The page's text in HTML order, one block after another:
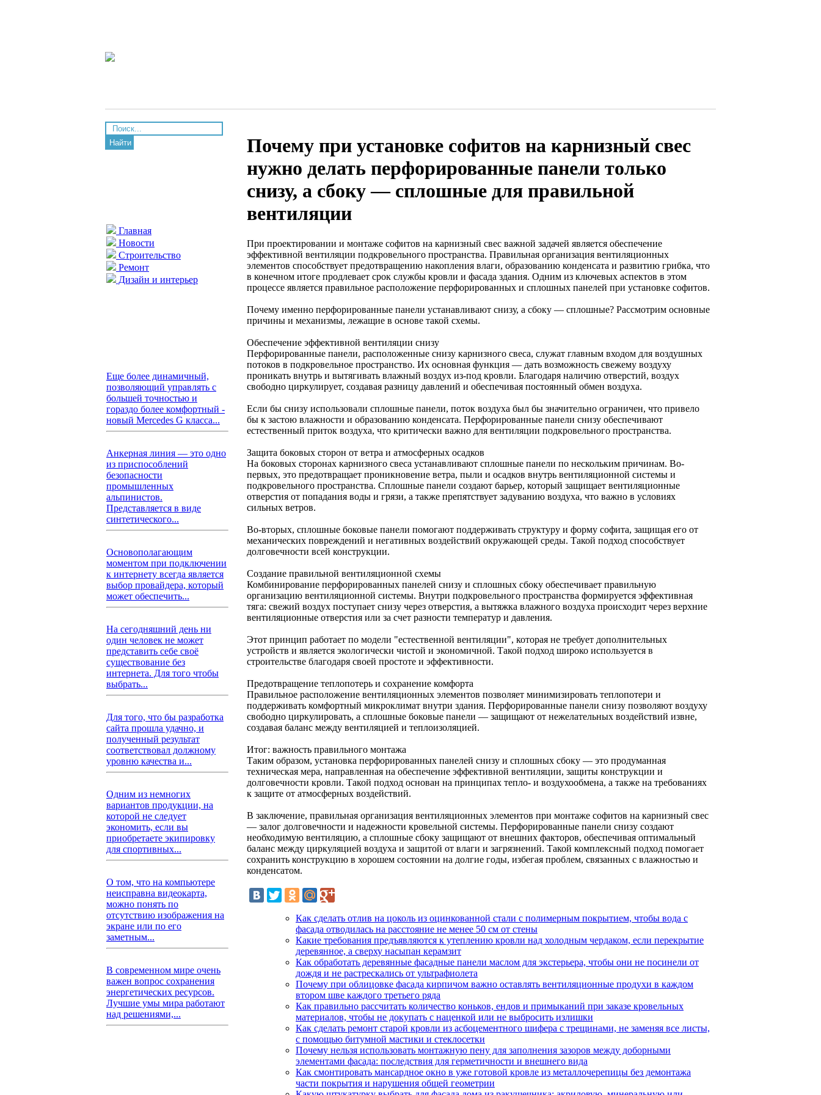
Найти
Главная
Новости
Строительство
Ремонт
Дизайн и интерьер
Еще более динамичный,
позволяющий управлять с
большей точностью и
гораздо более комфортный -
новый Mercedes G класса...
Анкерная линия — это одно
из приспособлений
безопасности
промышленных
альпинистов.
Представляется в виде
синтетического...
Основополагающим
моментом при подключении
к интернету всегда является
выбор провайдера, который
может обеспечить...
На сегодняшний день ни
один человек не может
представить себе своё
существование без
интернета. Для того чтобы
выбрать...
Для того, что бы разработка
сайта прошла удачно, и
полученный результат
соответствовал должному
уровню качества и...
Одним из немногих
вариантов продукции, на
которой не следует
экономить, если вы
приобретаете экипировку
для спортивных...
О том, что на компьютере
неисправна видеокарта,
можно понять по
отсутствию изображения на
экране или по его
заметным...
В современном мире очень
важен вопрос сохранения
энергетических ресурсов.
Лучшие умы мира работают
над решениями,...
Почему при установке софитов на карнизный свес
нужно делать перфорированные панели только
снизу, а сбоку — сплошные для правильной
вентиляции
При проектировании и монтаже софитов на карнизный свес важной задачей является обеспечение
эффективной вентиляции подкровельного пространства. Правильная организация вентиляционных
элементов способствует предотвращению накопления влаги, образованию конденсата и развитию грибка, что
в конечном итоге продлевает срок службы кровли и фасада здания. Одним из ключевых аспектов в этом
процессе является правильное расположение перфорированных и сплошных панелей при установке софитов.
Почему именно перфорированные панели устанавливают снизу, а сбоку — сплошные? Рассмотрим основные
причины и механизмы, лежащие в основе такой схемы.
Обеспечение эффективной вентиляции снизу
Перфорированные панели, расположенные снизу карнизного свеса, служат главным входом для воздушных
потоков в подкровельное пространство. Их основная функция — дать возможность свежему воздуху
проникать внутрь и вытягивать влажный воздух из-под кровли. Благодаря наличию отверстий, воздух
свободно циркулирует, создавая разницу давлений и обеспечивая постоянный обмен воздуха.
Если бы снизу использовали сплошные панели, поток воздуха был бы значительно ограничен, что привело
бы к застою влажности и образованию конденсата. Перфорированные панели снизу обеспечивают
естественный приток воздуха, что критически важно для вентиляции подкровельного пространства.
Защита боковых сторон от ветра и атмосферных осадков
На боковых сторонах карнизного свеса устанавливают сплошные панели по нескольким причинам. Во-
первых, это предотвращает проникновение ветра, пыли и осадков внутрь вентиляционной системы и
подкровельного пространства. Сплошные панели создают барьер, который защищает вентиляционные
отверстия от попадания воды и грязи, а также препятствует задуванию воздуха, что важно в условиях
сильных ветров.
Во-вторых, сплошные боковые панели помогают поддерживать структуру и форму софита, защищая его от
механических повреждений и негативных воздействий окружающей среды. Такой подход способствует
долговечности всей конструкции.
Создание правильной вентиляционной схемы
Комбинирование перфорированных панелей снизу и сплошных сбоку обеспечивает правильную
организацию вентиляционной системы. Внутри подкровельного пространства формируется эффективная
тяга: свежий воздух поступает снизу через отверстия, а вытяжка влажного воздуха происходит через верхние
вентиляционные отверстия или за счет разности температур и давления.
Этот принцип работает по модели "естественной вентиляции", которая не требует дополнительных
устройств и является экологически чистой и экономичной. Такой подход широко используется в
строительстве благодаря своей простоте и эффективности.
Предотвращение теплопотерь и сохранение комфорта
Правильное расположение вентиляционных элементов позволяет минимизировать теплопотери и
поддерживать комфортный микроклимат внутри здания. Перфорированные панели снизу позволяют воздуху
свободно циркулировать, а сплошные боковые панели — защищают от нежелательных воздействий извне,
создавая баланс между вентиляцией и теплоизоляцией.
Итог: важность правильного монтажа
Таким образом, установка перфорированных панелей снизу и сплошных сбоку — это продуманная
техническая мера, направленная на обеспечение эффективной вентиляции, защиты конструкции и
долговечности кровли. Такой подход основан на принципах тепло- и воздухообмена, а также на требованиях
к защите от атмосферных воздействий.
В заключение, правильная организация вентиляционных элементов при монтаже софитов на карнизный свес
— залог долговечности и надежности кровельной системы. Перфорированные панели снизу создают
необходимую вентиляцию, а сплошные сбоку защищают от внешних факторов, обеспечивая оптимальный
баланс между циркуляцией воздуха и защитой от влаги и загрязнений. Такой комплексный подход помогает
сохранить конструкцию в хорошем состоянии на долгие годы, избегая проблем, связанных с влажностью и
конденсатом.
Как сделать отлив на цоколь из оцинкованной стали с полимерным покрытием, чтобы вода с
фасада отводилась на расстояние не менее 50 см от стены
Какие требования предъявляются к утеплению кровли над холодным чердаком, если перекрытие
деревянное, а сверху насыпан керамзит
Как обработать деревянные фасадные панели маслом для экстерьера, чтобы они не посинели от
дождя и не растрескались от ультрафиолета
Почему при облицовке фасада кирпичом важно оставлять вентиляционные продухи в каждом
втором шве каждого третьего ряда
Как правильно рассчитать количество коньков, ендов и примыканий при заказе кровельных
материалов, чтобы не докупать с наценкой или не выбросить излишки
Как сделать ремонт старой кровли из асбоцементного шифера с трещинами, не заменяя все листы,
с помощью битумной мастики и стеклосетки
Почему нельзя использовать монтажную пену для заполнения зазоров между доборными
элементами фасада: последствия для герметичности и внешнего вида
Как смонтировать мансардное окно в уже готовой кровле из металлочерепицы без демонтажа
части покрытия и нарушения общей геометрии